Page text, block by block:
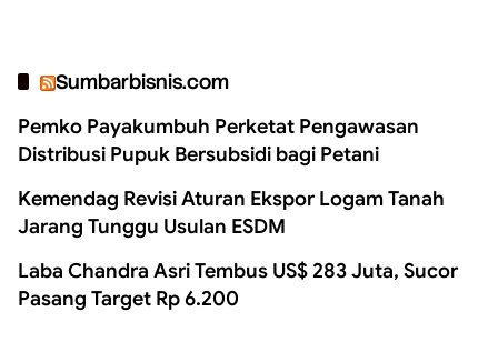
Sumbarbisnis.com
Pemko Payakumbuh Perketat Pengawasan
Distribusi Pupuk Bersubsidi bagi Petani
Kemendag Revisi Aturan Ekspor Logam Tanah
Jarang Tunggu Usulan ESDM
Laba Chandra Asri Tembus US$ 283 Juta, Sucor
Pasang Target Rp 6.200